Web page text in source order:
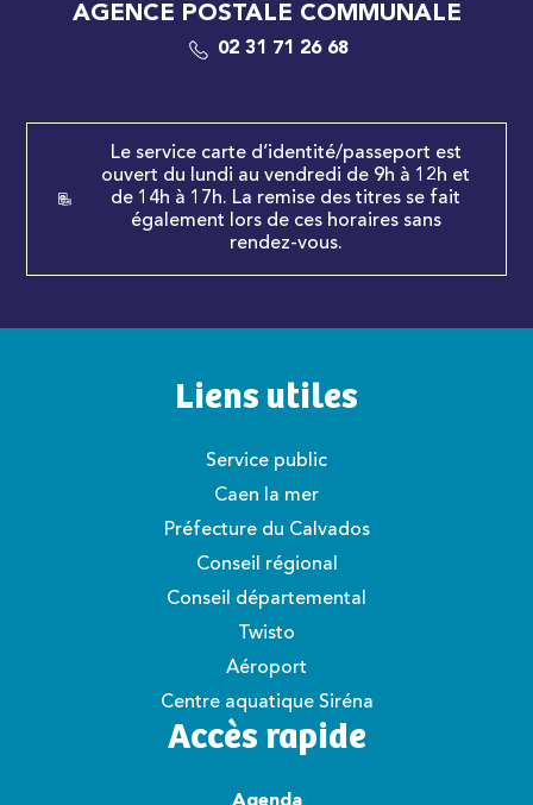
AGENCE POSTALE COMMUNALE
02 31 71 26 68
Le service carte d’identité/passeport est
ouvert du lundi au vendredi de 9h à 12h et
de 14h à 17h. La remise des titres se fait
également lors de ces horaires sans
rendez-vous.
Liens utiles
Service public
Caen la mer
Préfecture du Calvados
Conseil régional
Conseil départemental
Twisto
Aéroport
Centre aquatique Siréna
Accès rapide